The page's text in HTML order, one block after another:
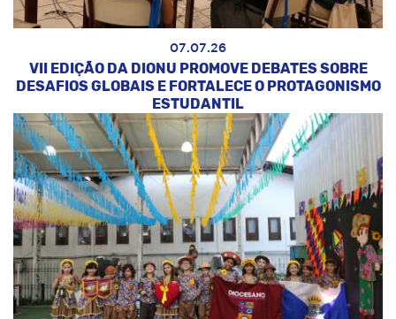
07.07.26
VII EDIÇÃO DA DIONU PROMOVE DEBATES SOBRE
DESAFIOS GLOBAIS E FORTALECE O PROTAGONISMO
ESTUDANTIL